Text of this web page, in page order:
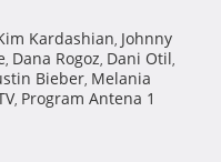
Kardashian, Johnny
, Dana Rogoz, Dani Otil,
Bieber, Melania
, Program Antena 1